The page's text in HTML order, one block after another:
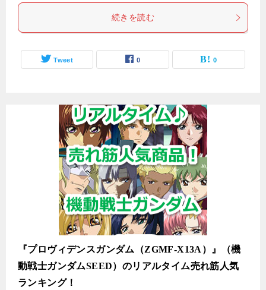
続きを読む
Tweet 0 0
『プロヴィデンスガンダム（ZGMF-X13A）』（機
動戦士ガンダムSEED）のリアルタイム売れ筋人気
ランキング！